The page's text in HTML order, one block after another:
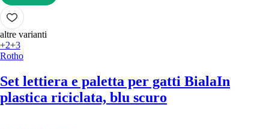
AGGIUNGI
altre varianti
+2+3
Rotho
Set lettiera e paletta per gatti BialaIn
plastica riciclata, blu scuro